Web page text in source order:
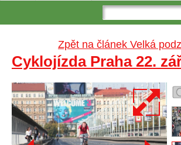
Zpět na článek Velká
Cyklojízda Praha 22.